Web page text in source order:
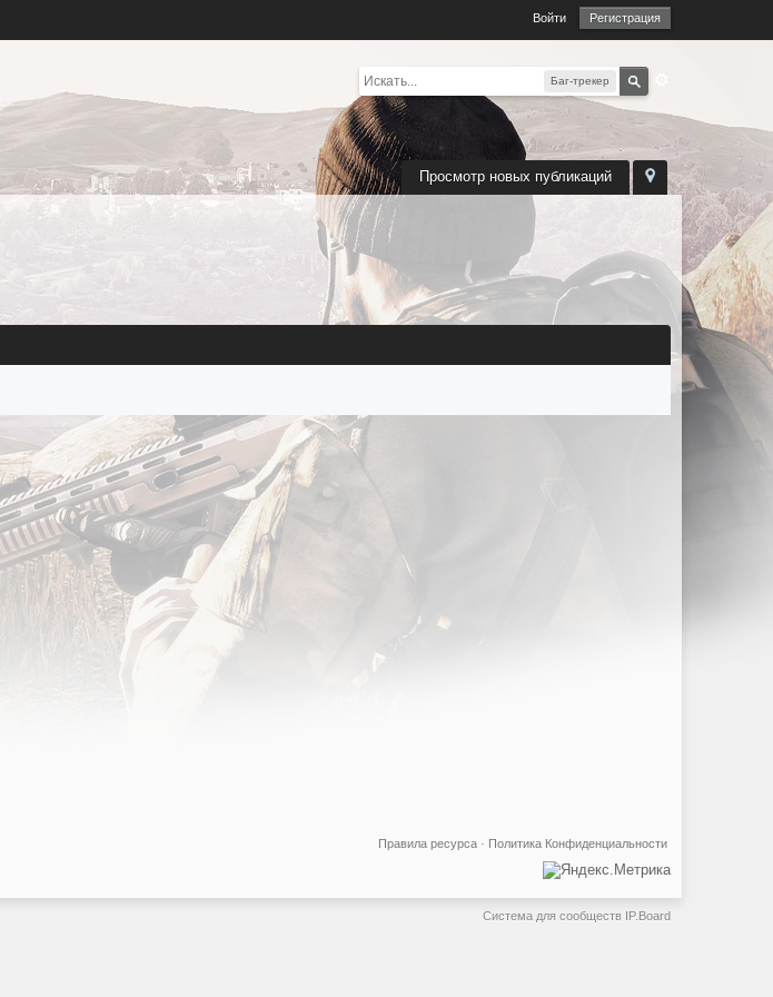
Войти Регистрация
Баг-трекер
Просмотр новых публикаций
Политика Конфиденциальности
Правила ресурса ·
Система для сообществ IP.Board